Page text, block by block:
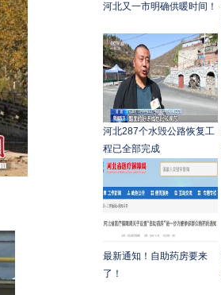
河北又一市明确供暖时间！
河北287个水毁公路恢复工
程已全部完成
最新通知！自助药房要来
了！